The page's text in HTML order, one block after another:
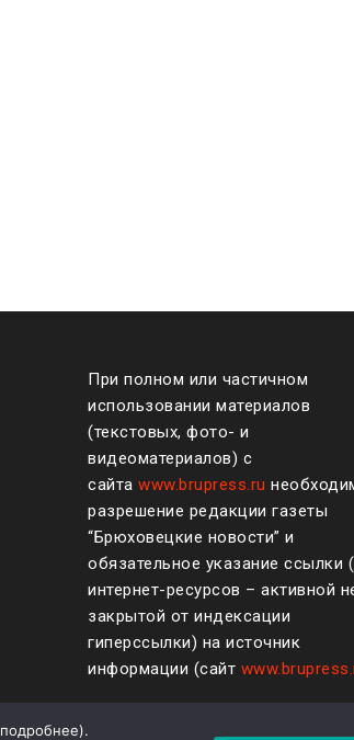
При полном или частичном
использовании материалов
(текстовых, фото- и
видеоматериалов) с
сайта www.brupress.ru
разрешение редакции газеты
“Брюховецкие новости” и
обязательное указание ссылки
интернет-ресурсов – активной
закрытой от индексации
гиперссылки) на источник
информации (сайт
подробнее).